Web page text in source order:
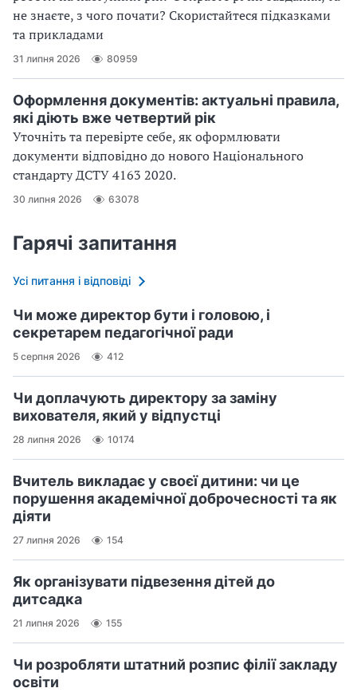
не знаєте, з чого почати? Скористайтеся підказками
та прикладами
31 липня 2026 80959
Оформлення документів: актуальні правила,
які діють вже четвертий рік
Уточніть та перевірте себе, як оформлювати
документи відповідно до нового Націо­нального
стандарту ДСТУ 4163 2020.
30 липня 2026 63078
Гарячі запитання
Усі питання і відповіді
Чи може директор бути і головою, і
секретарем педагогічної ради
5 серпня 2026 412
Чи доплачують директору за заміну
вихователя, який у відпустці
28 липня 2026 10174
Вчитель викладає у своєї дитини: чи це
порушення академічної доброчесності та як
діяти
27 липня 2026 154
Як організувати підвезення дітей до
дитсадка
21 липня 2026 155
Чи розробляти штатний розпис філії закладу
освіти